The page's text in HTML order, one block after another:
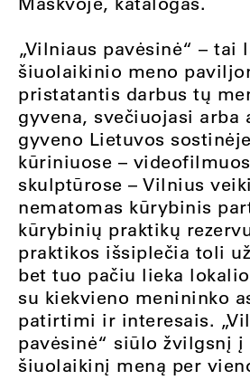
„Vilniaus pavėsinė“ –
šiuolaikinio meno
pristatantis darbus tų
gyvena, svečiuojasi arba
gyveno Lietuvos
kūriniuose –
skulptūrose – Vilnius
nematomas kūrybinis
kūrybinių praktikų
praktikos išsiplečia toli
bet tuo pačiu lieka
su kiekvieno menininko
patirtimi ir interesais.
pavėsinė“ siūlo žvilgsnį į
šiuolaikinį meną per